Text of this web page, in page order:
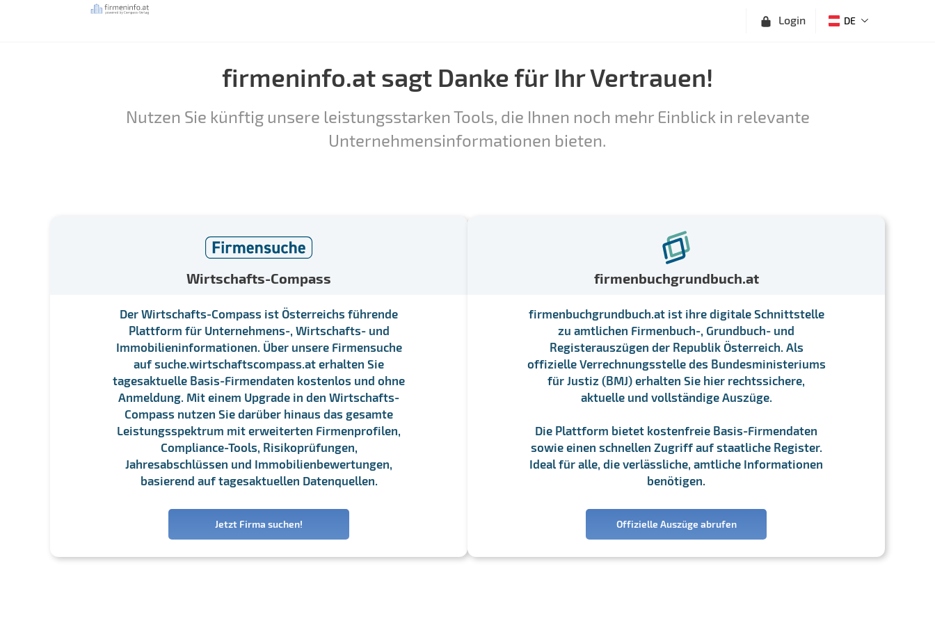
Login DE
firmeninfo.at sagt Danke für Ihr Vertrauen!
Nutzen Sie künftig unsere leistungsstarken Tools, die Ihnen noch mehr Einblick in relevante
Unternehmensinformationen bieten.
Wirtschafts-Compass
Der Wirtschafts-Compass ist Österreichs führende
Plattform für Unternehmens-, Wirtschafts- und
Immobilieninformationen. Über unsere Firmensuche
auf suche.wirtschaftscompass.at erhalten Sie
tagesaktuelle Basis-Firmendaten kostenlos und ohne
Anmeldung. Mit einem Upgrade in den Wirtschafts-
Compass nutzen Sie darüber hinaus das gesamte
Leistungsspektrum mit erweiterten Firmenprofilen,
Compliance-Tools, Risikoprüfungen,
Jahresabschlüssen und Immobilienbewertungen,
basierend auf tagesaktuellen Datenquellen.
Jetzt Firma suchen!
firmenbuchgrundbuch.at
firmenbuchgrundbuch.at ist ihre digitale Schnittstelle
zu amtlichen Firmenbuch-, Grundbuch- und
Registerauszügen der Republik Österreich. Als
offizielle Verrechnungsstelle des Bundesministeriums
für Justiz (BMJ) erhalten Sie hier rechtssichere,
aktuelle und vollständige Auszüge.
Die Plattform bietet kostenfreie Basis-Firmendaten
sowie einen schnellen Zugriff auf staatliche Register.
Ideal für alle, die verlässliche, amtliche Informationen
benötigen.
Offizielle Auszüge abrufen